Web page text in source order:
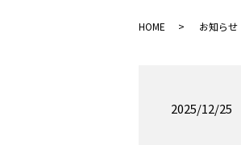
HOME お知らせ
2025/12/25